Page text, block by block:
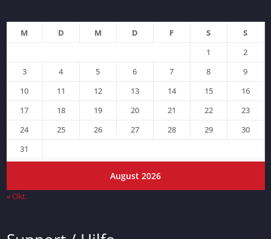
August 2026
M D M D F S
S
1
2
3
4 5 6 7 8
9
10
11 12 13 14 15
16
17
18 19 20 21 22
23
24
25 26 27 28 29
30
31
« Okt.